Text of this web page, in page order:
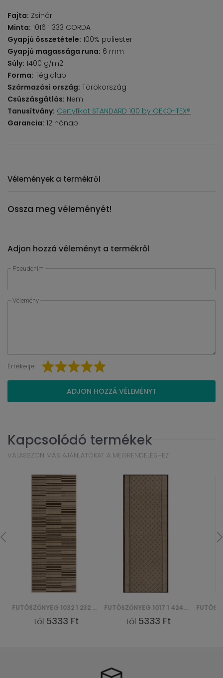
Fajta: Zsinór
Minta: 1016 1 333 CORDA
Gyapjú összetétele: 100% poliester
Gyapjú magassága runa: 6 mm
Súly: 1400 g/m2
Forma: Téglalap
Származási ország: Törökország
Csúszásgátlás: Nem
Tanusítvány: Certyfikat STANDARD 100 by OEKO-TEX®
Garancia: 12 hónap
Vélemények a termékről
Ossza meg véleményét!
Adjon hozzá véleményt a termékről
Pseudonim
Vélemény
Értékelje:
ADJON HOZZÁ VÉLEMÉNYT
Kapcsolódó termékek
VÁLASSZON MÁS AJÁNLATOKAT A MEGRENDELÉSHEZ
FUTÓSZŐNYEG 1032 1 232 CORDA CHODNIK
-tól5333 Ft
FUTÓSZŐNYEG 1017 1 424 CORDA CHODNIK
-tól5333 Ft -